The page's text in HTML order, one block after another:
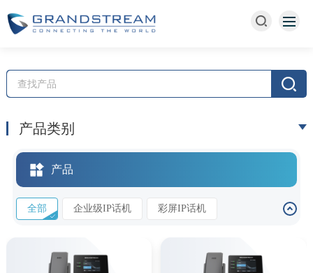
产品类别
产品
全部 企业级IP话机 彩屏IP话机
Wi-Fi话机